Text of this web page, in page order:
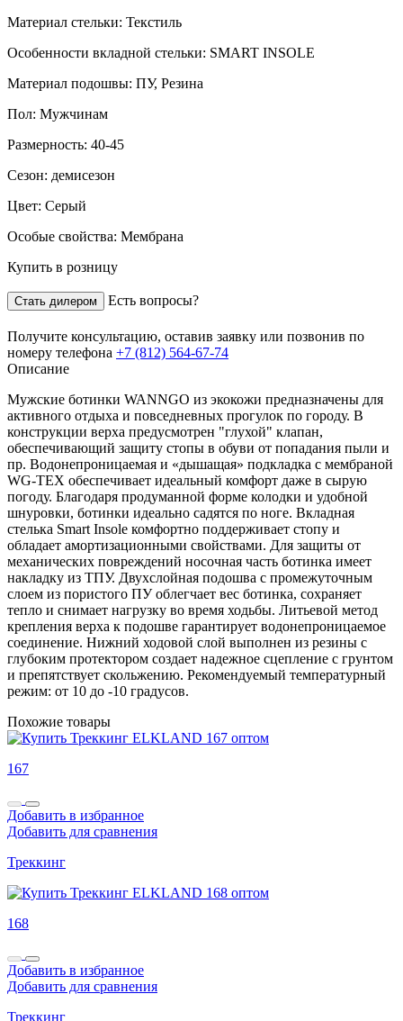
Материал стельки: Текстиль
Особенности вкладной стельки: SMART INSOLE
Материал подошвы: ПУ, Резина
Пол: Мужчинам
Размерность: 40-45
Сезон: демисезон
Цвет: Серый
Особые свойства: Мембрана
Купить в розницу
Стать дилером Есть вопросы?
Получите консультацию, оставив заявку или позвонив по
номеру телефона +7 (812) 564-67-74
Описание
Мужские ботинки WANNGO из экокожи предназначены для
активного отдыха и повседневных прогулок по городу. В
конструкции верха предусмотрен "глухой" клапан,
обеспечивающий защиту стопы в обуви от попадания пыли и
пр. Водонепроницаемая и «дышащая» подкладка с мембраной
WG-TEX обеспечивает идеальный комфорт даже в сырую
погоду. Благодаря продуманной форме колодки и удобной
шнуровки, ботинки идеально садятся по ноге. Вкладная
стелька Smart Insole комфортно поддерживает стопу и
обладает амортизационными свойствами. Для защиты от
механических повреждений носочная часть ботинка имеет
накладку из ТПУ. Двухслойная подошва с промежуточным
слоем из пористого ПУ облегчает вес ботинка, сохраняет
тепло и снимает нагрузку во время ходьбы. Литьевой метод
крепления верха к подошве гарантирует водонепроницаемое
соединение. Нижний ходовой слой выполнен из резины с
глубоким протектором создает надежное сцепление с грунтом
и препятствует скольжению. Рекомендуемый температурный
режим: от 10 до -10 градусов.
Похожие товары
167
Добавить в избранное
Добавить для сравнения
Треккинг
168
Добавить в избранное
Добавить для сравнения
Треккинг